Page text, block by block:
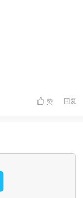
赞 回复